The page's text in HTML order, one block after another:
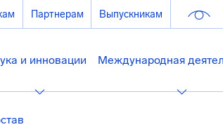
Партнерам Выпускникам
и инновации Международная